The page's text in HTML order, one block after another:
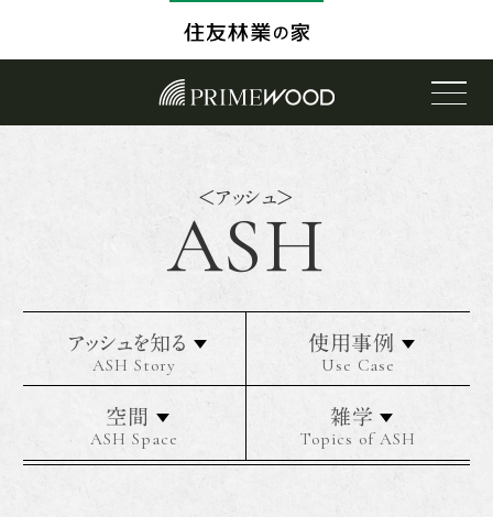
<アッシュ>
ASH
アッシュを知る
ASH Story
使用事例
Use Case
空間
ASH Space
雑学
Topics of ASH